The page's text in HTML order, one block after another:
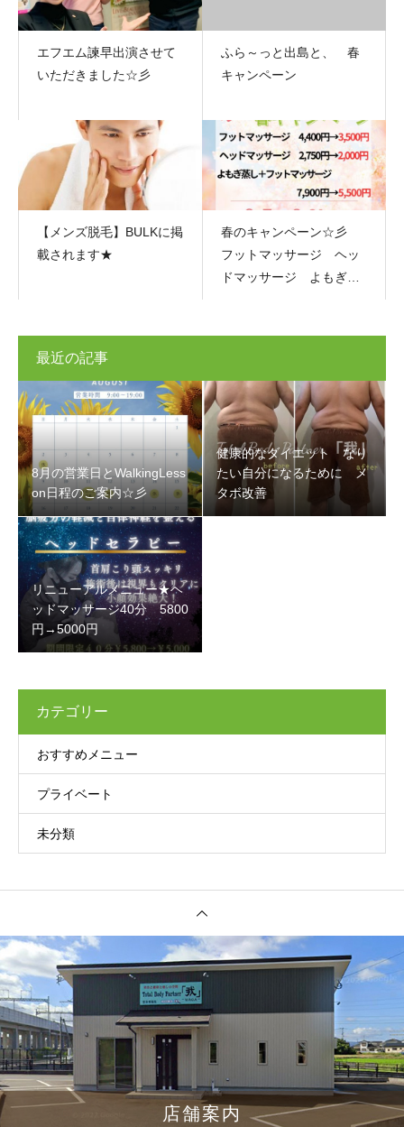
エフエム諫早出演させて
いただきました☆彡
ふら～っと出島と、 春
キャンペーン
【メンズ脱毛】BULKに掲
載されます★
春のキャンペーン☆彡
フットマッサージ ヘッ
ドマッサージ よもぎ蒸
最近の記事
8月の営業日とWalkingLess
on日程のご案内☆彡
健康的なダイエット なり
たい自分になるために メ
タボ改善
リニューアルメニュー★ヘ
ッドマッサージ40分 5800
円→5000円
カテゴリー
おすすめメニュー
プライベート
未分類
店舗案内